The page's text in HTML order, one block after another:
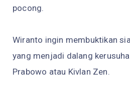
pocong.
Wiranto ingin membuktikan
yang menjadi dalang
Prabowo atau Kivlan Zen.